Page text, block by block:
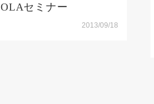
OLAセミナー
2013/09/18